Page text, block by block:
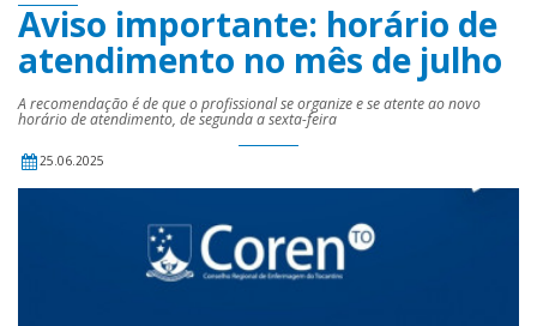
Aviso importante: horário de
atendimento no mês de julho
A recomendação é de que o profissional se organize e se atente ao novo
horário de atendimento, de segunda a sexta-feira
25.06.2025